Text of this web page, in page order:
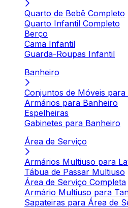
Quarto de Bebê Completo
Quarto Infantil Completo
Berço
Cama Infantil
Guarda-Roupas Infantil
Banheiro
Conjuntos de Móveis para
Armários para Banheiro
Espelheiras
Gabinetes para Banheiro
Área de Serviço
Armários Multiuso para
Tábua de Passar Multiuso
Área de Serviço Completa
Armário Multiuso para
Sapateiras para Área de